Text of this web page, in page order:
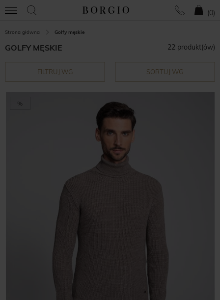
(0)
Strona główna Golfy męskie
GOLFY MĘSKIE
FILTRUJ WG SORTUJ WG
22 produkt(ów)
%